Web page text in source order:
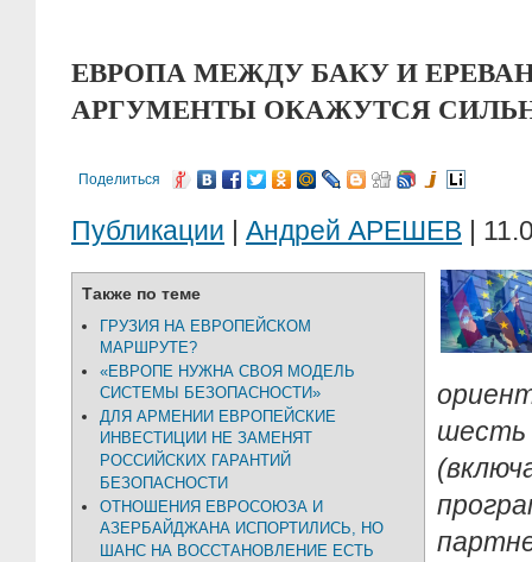
ЕВРОПА МЕЖДУ БАКУ И
АРГУМЕНТЫ ОКАЖУТСЯ
Поделиться
Публикации | Андрей АРЕШЕВ |
Также по теме
ГРУЗИЯ НА ЕВРОПЕЙСКОМ
МАРШРУТЕ?
«ЕВРОПЕ НУЖНА СВОЯ МОДЕЛЬ
СИСТЕМЫ БЕЗОПАСНОСТИ»
ДЛЯ АРМЕНИИ ЕВРОПЕЙСКИЕ
ИНВЕСТИЦИИ НЕ ЗАМЕНЯТ
РОССИЙСКИХ ГАРАНТИЙ
БЕЗОПАСНОСТИ
ОТНОШЕНИЯ ЕВРОСОЮЗА И
АЗЕРБАЙДЖАНА ИСПОРТИЛИСЬ, НО
ШАНС НА ВОССТАНОВЛЕНИЕ ЕСТЬ